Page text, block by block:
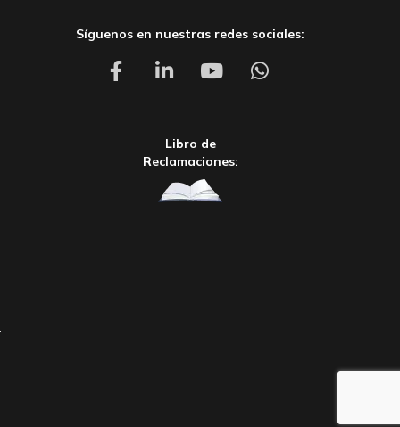
Síguenos en nuestras redes sociales:
Libro de
Reclamaciones: